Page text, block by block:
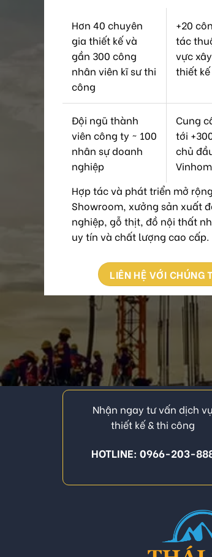
Hơn 40 chuyên
gia thiết kế và
gần 300 công
nhân viên kĩ sư thi
công
+20
tác
vực
thiết kế
Đội ngũ thành
viên công ty ~ 100
nhân sự doanh
nghiệp
Cung
tới
chủ
Hợp tác và phát triển mở
Showroom, xưởng sản xuất
nghiệp, gỗ thịt, đồ nội thất
uy tín và chất lượng cao cấp.
LIÊN HỆ VỚI CHÚNG
Nhận ngay tư vấn dịch vụ
thiết kế & thi công
HOTLINE: 0966-203-